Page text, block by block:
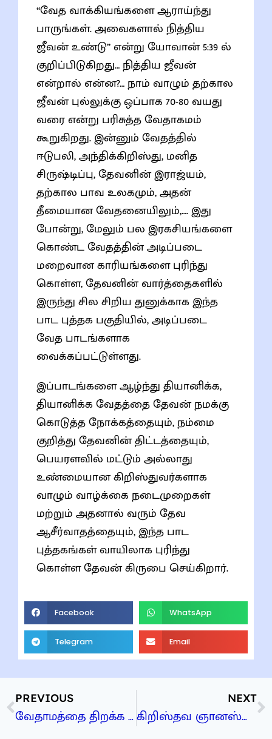
“வேத வாக்கியங்களை ஆராய்ந்து
பாருங்கள். அவைகளால் நித்திய
ஜீவன் உண்டு” என்று யோவான் 5:39 ல்
குறிப்பிடுகிறது… நித்திய ஜீவன்
என்றால் என்ன?… நாம் வாழும் தற்கால
ஜீவன் புல்லுக்கு ஒப்பாக 70-80 வயது
வரை என்று பரிசுத்த வேதாகமம்
கூறுகிறது. இன்னும் வேதத்தில்
ஈடுபலி, அந்திக்கிறிஸ்து, மனித
சிருஷ்டிப்பு, தேவனின் இராஜ்யம்,
தற்கால பாவ உலகமும், அதன்
தீமையான வேதனையிலும்,…. இது
போன்று, மேலும் பல இரகசியங்களை
கொண்ட வேதத்தின் அடிப்படை
மறைவான காரியங்களை புரிந்து
கொள்ள, தேவனின் வார்த்தைகளில்
இருந்து சில சிறிய துனுக்காக இந்த
பாட புத்தக பகுதியில், அடிப்படை
வேத பாடங்களாக
வைக்கப்பட்டுள்ளது.
இப்பாடங்களை ஆழ்ந்து தியானிக்க,
தியானிக்க வேதத்தை தேவன் நமக்கு
கொடுத்த நோக்கத்தையும், நம்மை
குறித்து தேவனின் திட்டத்தையும்,
பெயரளவில் மட்டும் அல்லாது
உண்மையான கிறிஸ்துவர்களாக
வாழும் வாழ்க்கை நடைமுறைகள்
மற்றும் அதனால் வரும் தேவ
ஆசீர்வாதத்தையும், இந்த பாட
புத்தகங்கள் வாயிலாக புரிந்து
கொள்ள தேவன் கிருபை செய்கிறார்.
Facebook WhatsApp
Telegram Email
PREVIOUS
வேதாமத்தை திறக்க உதவும் திறவுகோல்கள்
NEXT
கிறிஸ்தவ ஞானஸ்நானம்